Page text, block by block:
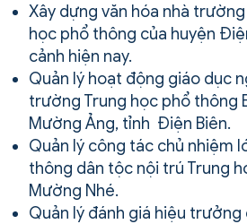
Xây dựng văn hóa nhà
học phổ thông của huyện
cảnh hiện nay.
Quản lý hoạt động giáo dục
trường Trung học phổ thông
Mường Ảng, tỉnh Điện Biên.
Quản lý công tác chủ nhiệm
thông dân tộc nội trú Trung
Mường Nhé.
Quản lý đánh giá hiệu